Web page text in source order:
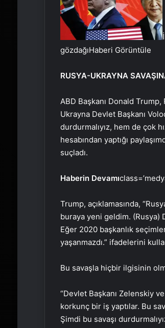
gözdağıHaberi Görüntüle
RUSYA-UKRAYNA
ABD Başkanı Donald
Ukrayna Devlet Başkanı
durdurmalıyız, hem de çok
hesabından yaptığı
suçladı.
Haberin Devamı
Trump, açıklamasında,
buraya yeni geldim. (Rusya)
Eğer 2020 başkanlık
yaşanmazdı.” ifadelerini
Bu savaşla hiçbir ilgisinin
“Devlet Başkanı Zelenskiy
korkunç bir iş yaptılar. Bu
Şimdi bu savaşı